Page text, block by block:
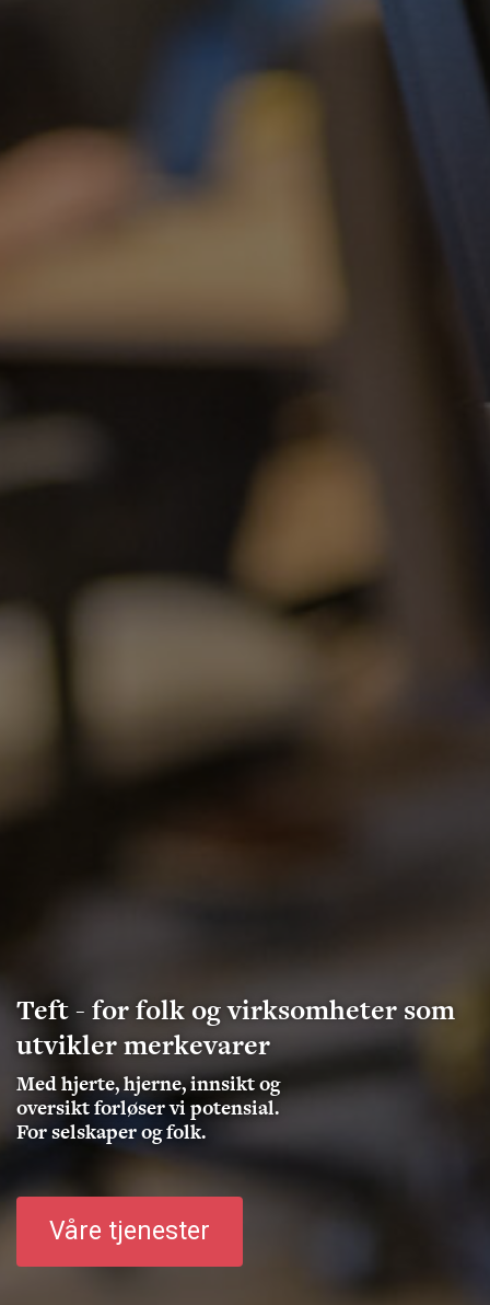
Teft - for folk og virksomheter som
utvikler merkevarer
Med hjerte, hjerne, innsikt og
oversikt forløser vi potensial.
For selskaper og folk.
Våre tjenester